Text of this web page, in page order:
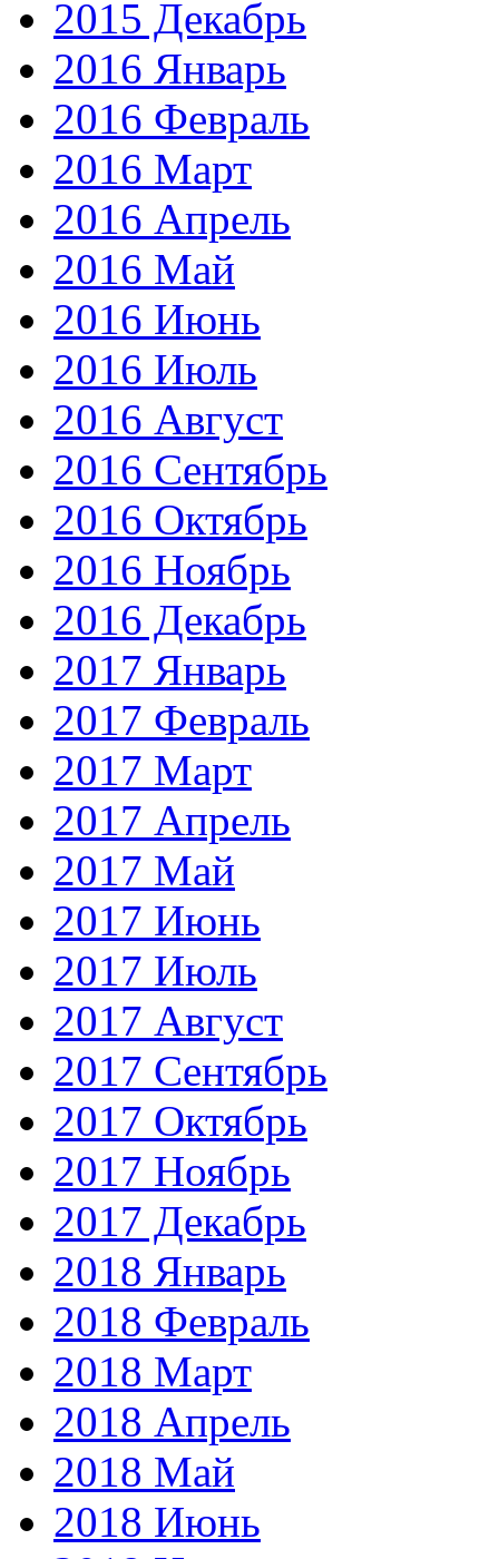
2015 Декабрь
2016 Январь
2016 Февраль
2016 Март
2016 Апрель
2016 Май
2016 Июнь
2016 Июль
2016 Август
2016 Сентябрь
2016 Октябрь
2016 Ноябрь
2016 Декабрь
2017 Январь
2017 Февраль
2017 Март
2017 Апрель
2017 Май
2017 Июнь
2017 Июль
2017 Август
2017 Сентябрь
2017 Октябрь
2017 Ноябрь
2017 Декабрь
2018 Январь
2018 Февраль
2018 Март
2018 Апрель
2018 Май
2018 Июнь